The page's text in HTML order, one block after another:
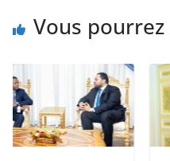
Vous